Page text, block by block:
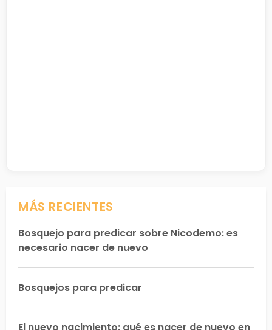
MÁS RECIENTES
Bosquejo para predicar sobre Nicodemo: es
necesario nacer de nuevo
Bosquejos para predicar